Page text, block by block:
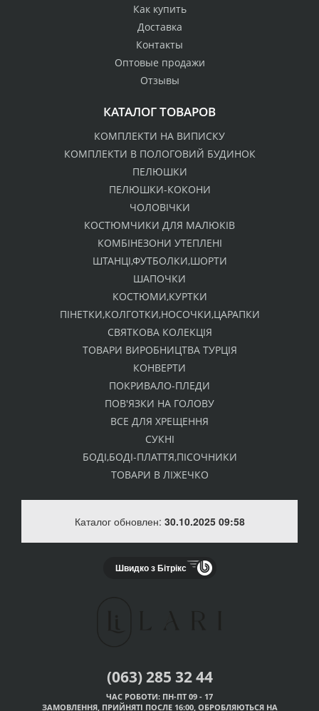
Как купить
Доставка
Контакты
Оптовые продажи
Отзывы
КАТАЛОГ ТОВАРОВ
КОМПЛЕКТИ НА ВИПИСКУ
КОМПЛЕКТИ В ПОЛОГОВИЙ БУДИНОК
ПЕЛЮШКИ
ПЕЛЮШКИ-КОКОНИ
ЧОЛОВІЧКИ
КОСТЮМЧИКИ ДЛЯ МАЛЮКІВ
КОМБІНЕЗОНИ УТЕПЛЕНІ
ШТАНЦІ,ФУТБОЛКИ,ШОРТИ
ШАПОЧКИ
КОСТЮМИ,КУРТКИ
ПІНЕТКИ,КОЛГОТКИ,НОСОЧКИ,ЦАРАПКИ
СВЯТКОВА КОЛЕКЦІЯ
ТОВАРИ ВИРОБНИЦТВА ТУРЦІЯ
КОНВЕРТИ
ПОКРИВАЛО-ПЛЕДИ
ПОВ'ЯЗКИ НА ГОЛОВУ
ВСЕ ДЛЯ ХРЕЩЕННЯ
СУКНІ
БОДІ,БОДІ-ПЛАТТЯ,ПІСОЧНИКИ
ТОВАРИ В ЛІЖЕЧКО
Каталог обновлен: 30.10.2025 09:58
Швидко з Бітрікс
(063) 285 32 44
ЧАС РОБОТИ: ПН-ПТ 09 - 17
ЗАМОВЛЕННЯ, ПРИЙНЯТІ ПОСЛЕ 16:00, ОБРОБЛЯЮТЬСЯ НА